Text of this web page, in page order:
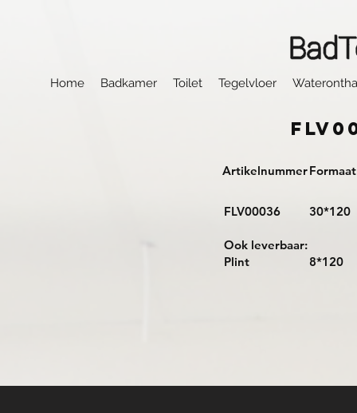
Home Badkamer Toilet Tegelvloer
ArtikelnummerFormaat
30*120
8*120
FLV00036
Ook leverbaar:
Plint